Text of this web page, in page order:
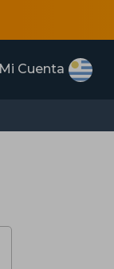
Mi Cuenta